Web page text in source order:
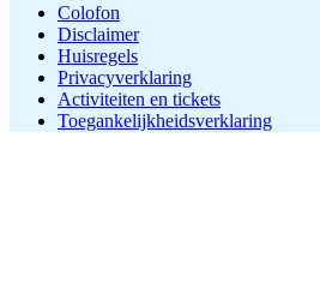
Colofon
Disclaimer
Huisregels
Privacyverklaring
Activiteiten en tickets
Toegankelijkheidsverklaring